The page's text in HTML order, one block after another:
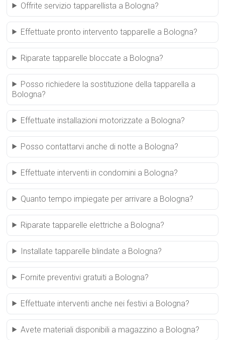
Offrite servizio tapparellista a Bologna?
Effettuate pronto intervento tapparelle a Bologna?
Riparate tapparelle bloccate a Bologna?
Posso richiedere la sostituzione della tapparella a
Bologna?
Effettuate installazioni motorizzate a Bologna?
Posso contattarvi anche di notte a Bologna?
Effettuate interventi in condomini a Bologna?
Quanto tempo impiegate per arrivare a Bologna?
Riparate tapparelle elettriche a Bologna?
Installate tapparelle blindate a Bologna?
Fornite preventivi gratuiti a Bologna?
Effettuate interventi anche nei festivi a Bologna?
Avete materiali disponibili a magazzino a Bologna?